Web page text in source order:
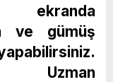
ve gümüş
Uzman